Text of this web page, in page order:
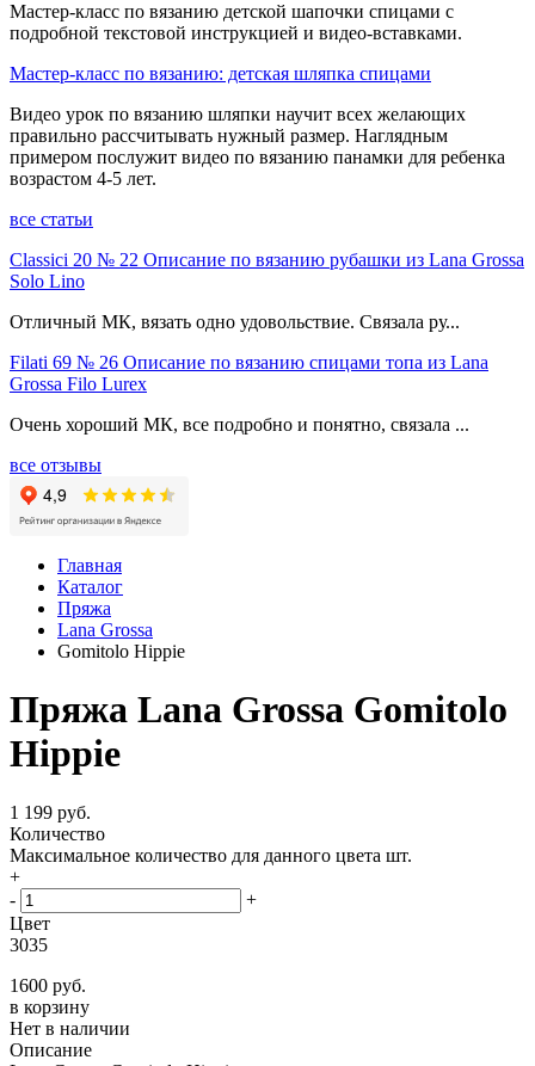
Мастер-класс по вязанию детской шапочки спицами с
подробной текстовой инструкцией и видео-вставками.
Мастер-класс по вязанию: детская шляпка спицами
Видео урок по вязанию шляпки научит всех желающих
правильно рассчитывать нужный размер. Наглядным
примером послужит видео по вязанию панамки для ребенка
возрастом 4-5 лет.
все статьи
Classici 20 № 22 Описание по вязанию рубашки из Lana Grossa
Solo Lino
Отличный МК, вязать одно удовольствие. Связала ру...
Filati 69 № 26 Описание по вязанию спицами топа из Lana
Grossa Filo Lurex
Очень хороший МК, все подробно и понятно, связала ...
все отзывы
Главная
Каталог
Пряжа
Lana Grossa
Gomitolo Hippie
Пряжа Lana Grossa Gomitolo
Hippie
1 199 руб.
Количество
Максимальное количество для данного цвета шт.
+
-
+
Цвет
3035
1600 руб.
в корзину
Нет в наличии
Описание